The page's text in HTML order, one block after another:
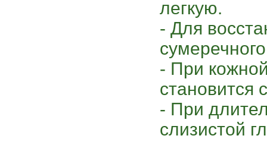
легкую.
- Для
- При
становится
- При
слизистой